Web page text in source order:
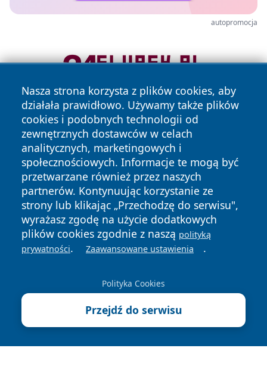
autopromocja
Nasza strona korzysta z plików cookies, aby
działała prawidłowo. Używamy także plików
cookies i podobnych technologii od
zewnętrznych dostawców w celach
analitycznych, marketingowych i
społecznościowych. Informacje te mogą być
przetwarzane również przez naszych
partnerów. Kontynuując korzystanie ze
strony lub klikając „Przechodzę do serwisu",
wyrażasz zgodę na użycie dodatkowych
plików cookies zgodnie z naszą polityką
prywatności. Zaawansowane ustawienia .
Polityka Cookies
Przejdź do serwisu
Copyright © 2026 wrotagrudziadza.pl Wszystkie prawa
zastrzeżone.
News Autorzy
Polityka
Prywatności
Polityka
Cookies